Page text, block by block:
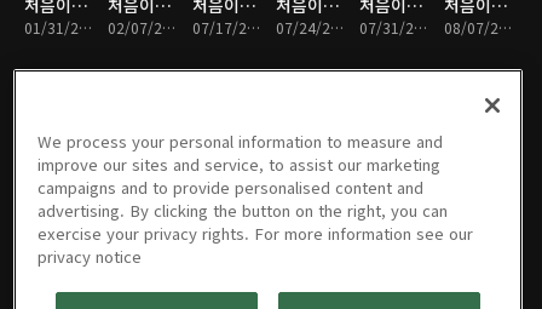
: 07회 01/31/2023 • 1시간 15분
: 08회 02/07/2023 • 1시간 20분
: 09회
07/17/2023 • 1시간 21분
: 10회 07/24/2023 • 1시간 21분
: 11회 07/31/2023 • 1시간 22분
: 12회
08/07/2023 • 1시간 19분
어서와 한
국살이는
처음이지?
: 13회 08/14/2023 • 1시간 22분
어서와 한
국살이는
처음이지?
: 14회
08/21/2023 • 1시간 22분
어서와 한
국살이는
처음이지?
: 15회 08/28/2023 • 1시간 15분
어서와 한
국살이는
처음이지?
: 16회 09/04/2023 • 1시간 15분
어서와 한
국살이는
처음이지?
: 17회 09/11/2023 • 1시간 22분
: 18회
We process your personal information to measure and
improve our sites and service, to assist our marketing
campaigns and to provide personalised content and
advertising. By clicking the button on the right, you can
exercise your privacy rights. For more information see our
privacy notice